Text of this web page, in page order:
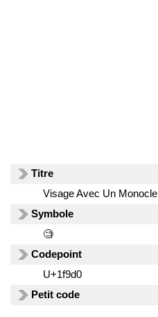
Titre
Visage Avec Un Monocle
Symbole
🧐
Codepoint
U+1f9d0
Petit code